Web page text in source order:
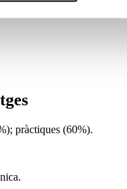
pràctiques (60%).